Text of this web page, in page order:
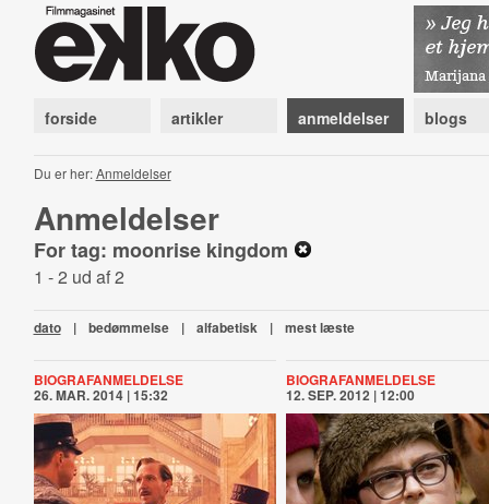
forside artikler anmeldelser blogs
Du er her:Anmeldelser
Anmeldelser
For tag: moonrise kingdom
1 - 2 ud af 2
dato | bedømmelse | alfabetisk | mest læste
BIOGRAFANMELDELSE
26. MAR. 2014 | 15:32
BIOGRAFANMELDELSE
12. SEP. 2012 | 12:00